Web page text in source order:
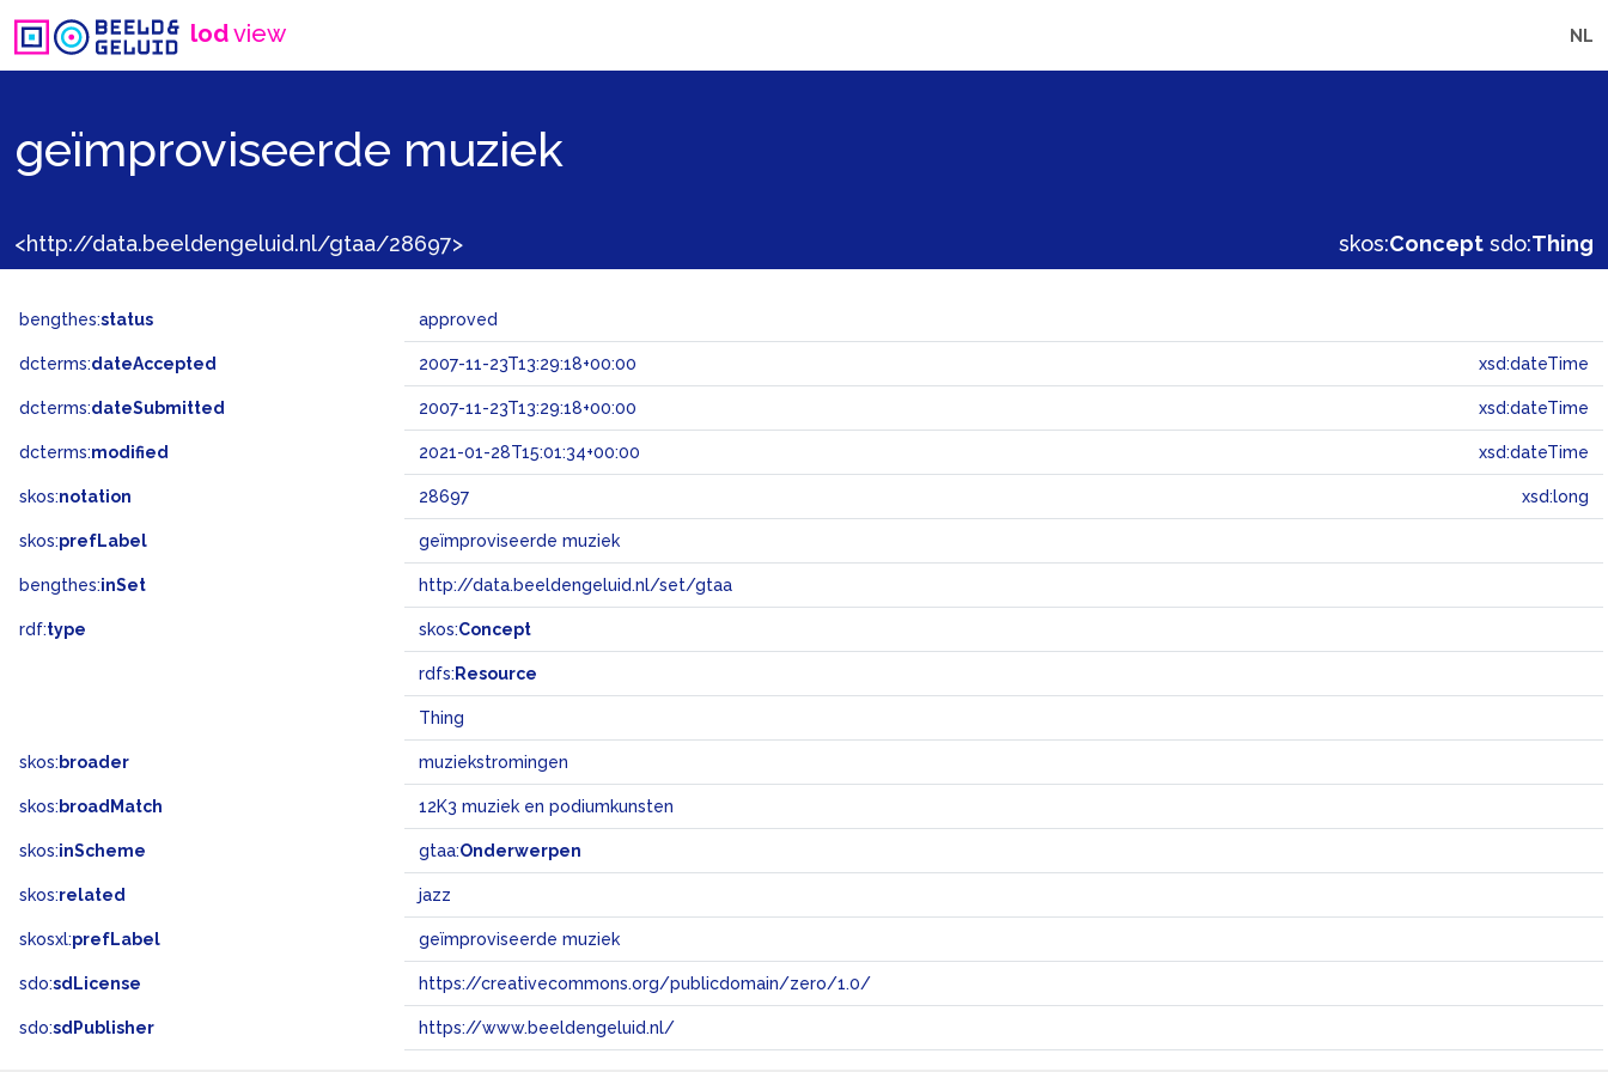
lodview NL
geïmproviseerde muziek
<http://data.beeldengeluid.nl/gtaa/28697> skos:Concept sdo:Thing
bengthes:status approved
dcterms:dateAccepted 2007-11-23T13:29:18+00:00 xsd:dateTime
dcterms:dateSubmitted 2007-11-23T13:29:18+00:00 xsd:dateTime
dcterms:modified 2021-01-28T15:01:34+00:00 xsd:dateTime
skos:notation 28697 xsd:long
skos:prefLabel geïmproviseerde muziek
bengthes:inSet http://data.beeldengeluid.nl/set/gtaa
rdf:type skos:Concept
rdfs: Resource
Thing
skos: broader muziekstromingen
skos: broadMatch 12K3 muziek en podiumkunsten
skos:inScheme gtaa:Onderwerpen
skos:related jazz
skosxl:prefLabel geïmproviseerde muziek
sdo:sdLicense https://creativecommons.org/publicdomain/zero/1.0/
sdo:sdPublisher https://www.beeldengeluid.nl/